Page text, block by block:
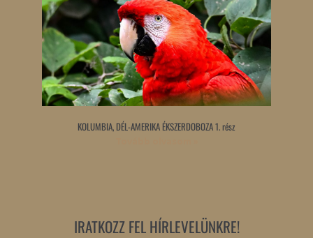
KOLUMBIA, DÉL-AMERIKA ÉKSZERDOBOZA 1. rész
IRATKOZZ FEL HÍRLEVELÜNKRE!